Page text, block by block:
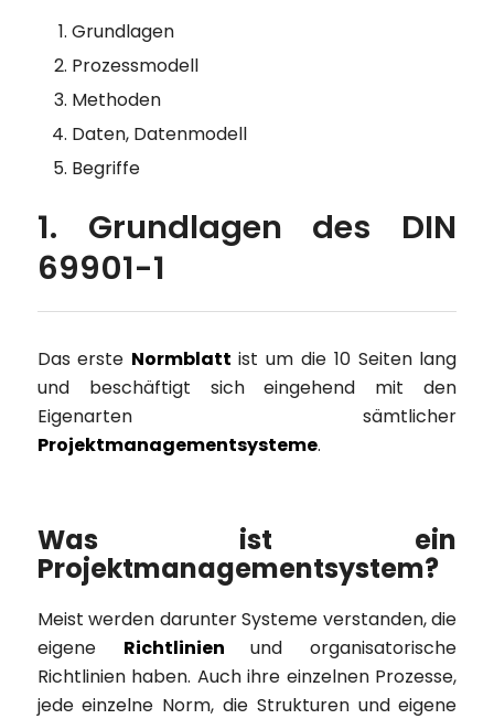
Grundlagen
Prozessmodell
Methoden
Daten, Datenmodell
Begriffe
1. Grundlagen des DIN
69901-1
Das erste Normblattist um die 10 Seiten lang
und beschäftigt sich eingehend mit den
Eigenarten sämtlicher
Projektmanagementsysteme.
Was ist ein
Projektmanagementsystem?
Meist werden darunter Systeme verstanden, die
eigene Richtlinienund organisatorische
Richtlinien haben. Auch ihre einzelnen Prozesse,
jede einzelne Norm, die Strukturen und eigene